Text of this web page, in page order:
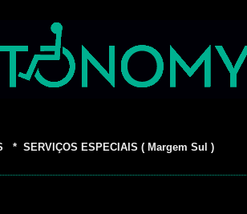
* SERVIÇOS ESPECIAIS ( Margem Sul )